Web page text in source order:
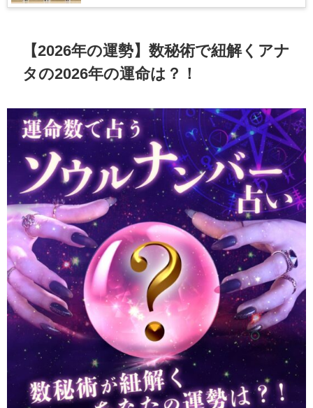
【2026年の運勢】数秘術で紐解くアナ
タの2026年の運命は？！